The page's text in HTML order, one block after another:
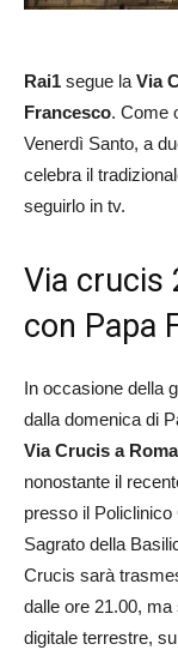
Rai1 segue laVia
Francesco. Come
Venerdì Santo, a
celebra il
seguirlo in tv.
Via crucis
con Papa
In occasione della
dalla domenica di
Via Crucis a Roma
nonostante il
presso il
Sagrato della
Crucis sarà
dalle ore 21.00,
digitale terrestre,